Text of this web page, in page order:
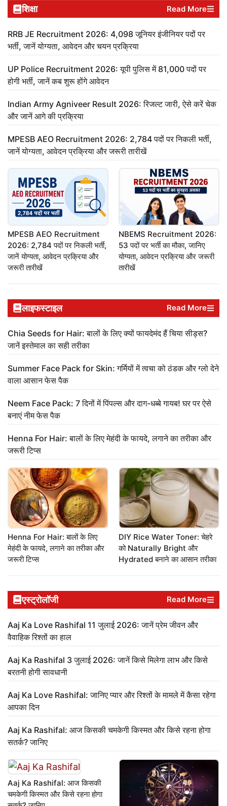
शिक्षा Read More
RRB JE Recruitment 2026: 4,098 जूनियर इंजीनियर पदों पर
भर्ती, जानें योग्यता, आवेदन और चयन प्रक्रिया
UP Police Recruitment 2026: यूपी पुलिस में 81,000 पदों पर
होगी भर्ती, जानें कब शुरू होंगे आवेदन
Indian Army Agniveer Result 2026: रिजल्ट जारी, ऐसे करें चेक
और जानें आगे की प्रक्रिया
MPESB AEO Recruitment 2026: 2,784 पदों पर निकली भर्ती,
जानें योग्यता, आवेदन प्रक्रिया और जरूरी तारीखें
MPESB AEO Recruitment
2026: 2,784 पदों पर निकली भर्ती,
जानें योग्यता, आवेदन प्रक्रिया और
जरूरी तारीखें
NBEMS Recruitment 2026:
53 पदों पर भर्ती का मौका, जानिए
योग्यता, आवेदन प्रक्रिया और जरूरी
तारीखें
लाइफस्टाइल Read More
Chia Seeds for Hair: बालों के लिए क्यों फायदेमंद हैं चिया सीड्स?
जानें इस्तेमाल का सही तरीका
Summer Face Pack for Skin: गर्मियों में त्वचा को ठंडक और ग्लो देने
वाला आसान फेस पैक
Neem Face Pack: 7 दिनों में पिंपल्स और दाग-धब्बे गायब! घर पर ऐसे
बनाएं नीम फेस पैक
Henna For Hair: बालों के लिए मेहंदी के फायदे, लगाने का तरीका और
जरूरी टिप्स
Henna For Hair: बालों के लिए
मेहंदी के फायदे, लगाने का तरीका और
जरूरी टिप्स
DIY Rice Water Toner: चेहरे
को Naturally Bright और
Hydrated बनाने का आसान तरीका
एस्ट्रोलॉजी Read More
Aaj Ka Love Rashifal 11 जुलाई 2026: जानें प्रेम जीवन और
वैवाहिक रिश्तों का हाल
Aaj Ka Rashifal 3 जुलाई 2026: जानें किसे मिलेगा लाभ और किसे
बरतनी होगी सावधानी
Aaj Ka Love Rashifal: जानिए प्यार और रिश्तों के मामले में कैसा रहेगा
आपका दिन
Aaj Ka Rashifal: आज किसकी चमकेगी किस्मत और किसे रहना होगा
सतर्क? जानिए
Aaj Ka Rashifal: आज किसकी
चमकेगी किस्मत और किसे रहना होगा